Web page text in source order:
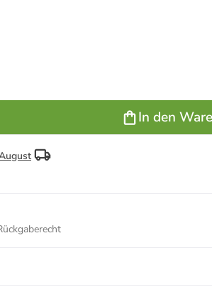
In den